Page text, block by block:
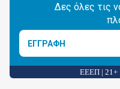
Δες όλες τις
ΕΓΓΡΑΦΗ
ΕΕΕΠ |